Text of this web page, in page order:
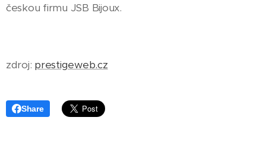
českou firmu JSB Bijoux.
zdroj: prestigeweb.cz
Share